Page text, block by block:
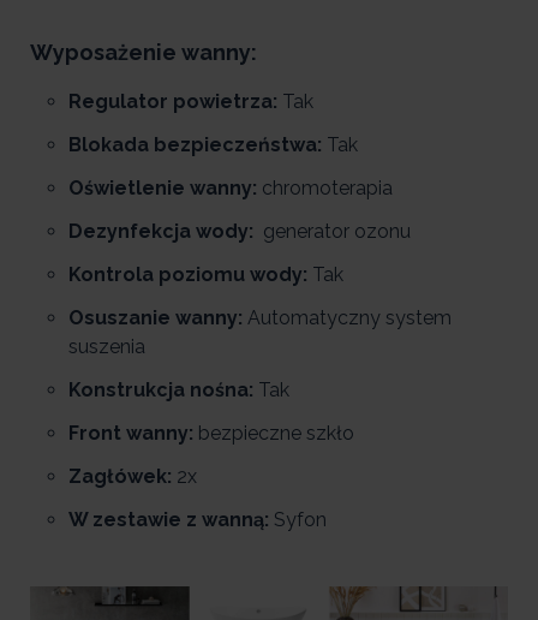
Wyposażenie wanny:
Regulator powietrza: Tak
Blokada bezpieczeństwa: Tak
Oświetlenie wanny: chromoterapia
Dezynfekcja wody: generator ozonu
Kontrola poziomu wody: Tak
Osuszanie wanny: Automatyczny system
suszenia
Konstrukcja nośna: Tak
Front wanny: bezpieczne szkło
Zagłówek: 2x
W zestawie z wanną: Syfon